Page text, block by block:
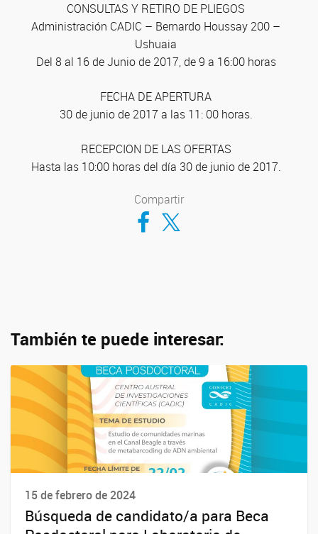
CONSULTAS Y RETIRO DE PLIEGOS
Administración CADIC – Bernardo Houssay 200 –
Ushuaia
Del 8 al 16 de Junio de 2017, de 9 a 16:00 horas
FECHA DE APERTURA
30 de junio de 2017 a las 11: 00 horas.
RECEPCION DE LAS OFERTAS
Hasta las 10:00 horas del día 30 de junio de 2017.
Compartir
Compartir en Facebook
Compartir en Twitter
También te puede interesar:
15 de febrero de 2024
Búsqueda de candidato/a para Beca